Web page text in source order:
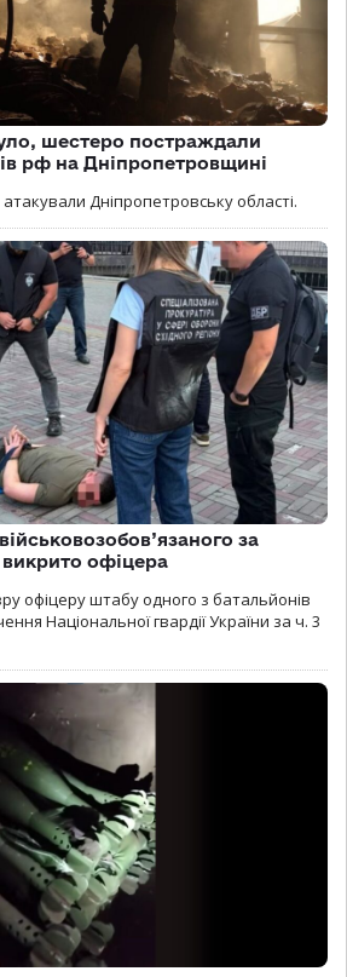
шестеро постраждали
рф на Дніпропетровщині
Дніпропетровську області.
за
офіцера
офіцеру штабу одного з батальйонів
Національної гвардії України за ч. 3